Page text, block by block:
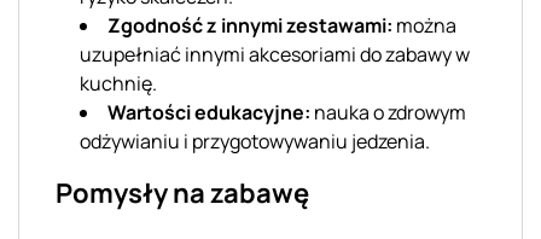
Zgodność z innymi zestawami: można
uzupełniać innymi akcesoriami do zabawy w
kuchnię.
Wartości edukacyjne: nauka o zdrowym
odżywianiu i przygotowywaniu jedzenia.
Pomysły na zabawę